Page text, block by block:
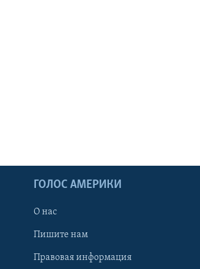
ГОЛОС АМЕРИКИ
О нас
Пишите нам
Правовая информация